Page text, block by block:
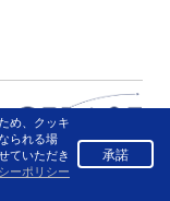
め、クッキ
られる場
ていただき
ーポリシー
承諾